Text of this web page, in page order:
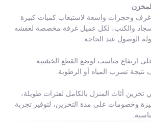
غرف وحجرات واسعة لاستيعاب كميات كبيرة
والكنب، لكل عميل غرفة مخصصة لعفشه
الوصول عند الحاجة.
ارتفاع مناسب لوضع القطع الخشبية
نتيجة تسرب المياه أو الرطوبة.
أثاث المنزل بالكامل لفترات طويلة،
وخصومات على مدة التخزين، لتوفير تجربة